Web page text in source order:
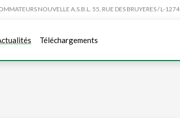
NOUVELLE A.S.B.L. 55, RUE DES BRUYERES / L-
Téléchargements